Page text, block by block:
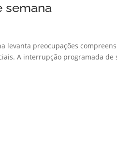
semana
levanta preocupações
A interrupção programada de